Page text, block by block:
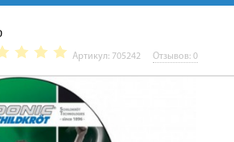
Артикул: 705242 Отзывов: 0